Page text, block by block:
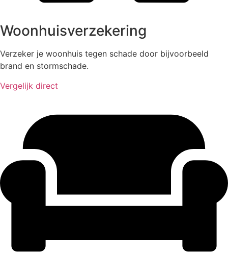
Woonhuisverzekering
Verzeker je woonhuis tegen schade door bijvoorbeeld
brand en stormschade.
Vergelijk direct